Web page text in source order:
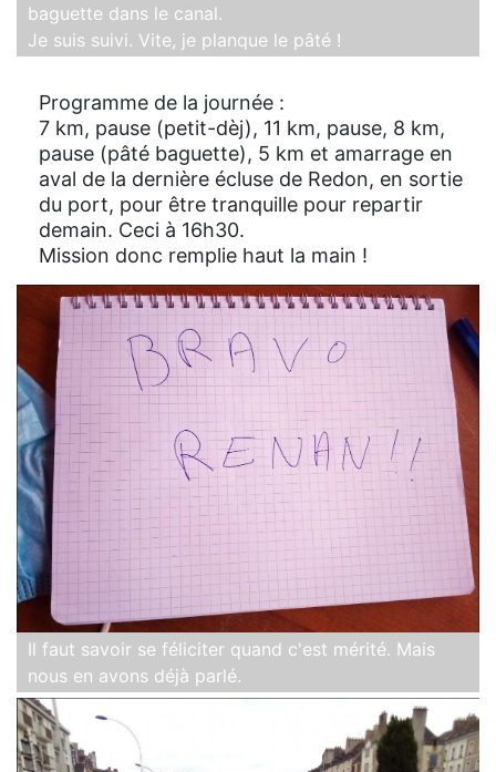
baguette dans le canal.
Je suis suivi. Vite, je planque le pâté !
Programme de la journée :
7 km, pause (petit-dèj), 11 km, pause, 8 km,
pause (pâté baguette), 5 km et amarrage en
aval de la dernière écluse de Redon, en sortie
du port, pour être tranquille pour repartir
demain. Ceci à 16h30.
Mission donc remplie haut la main !
Il faut savoir se féliciter quand c'est mérité. Mais
nous en avons déjà parlé.